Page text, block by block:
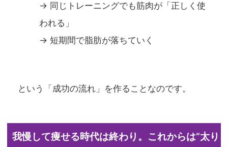
→ 同じトレーニングでも筋肉が「正しく使
われる」
→ 短期間で脂肪が落ちていく
という「成功の流れ」を作ることなのです。
我慢して痩せる時代は終わり。これからは“太り